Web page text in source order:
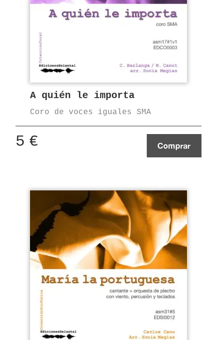
A quién le importa
Coro de voces iguales SMA
5 € Comprar